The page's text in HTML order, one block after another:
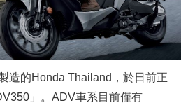
造的Honda Thailand，於日前正
」。ADV車系目前僅有